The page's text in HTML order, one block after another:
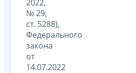
2022,
№ 29,
ст. 5288),
Федерального
закона
от
14.07.2022